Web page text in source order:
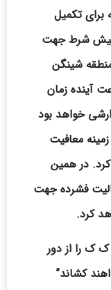
تکمیل
پیش شرط جهت
شینگن
در حال تلاش است. ۴۸ ساعت آینده زمان
خواهد بود
در تاریخ ۴ می در زمینه معافیت
در همین
فشرده جهت
کرد.
ک ک را از دور
کشاند”